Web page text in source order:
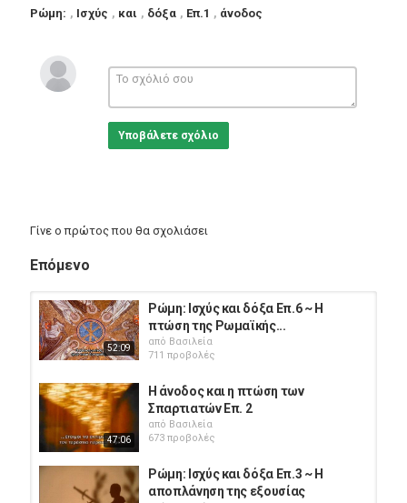
Ρώμη: , Ισχύς , και , δόξα , Επ.1 , άνοδος
Υποβάλετε σχόλιο
Γίνε ο πρώτος που θα σχολιάσει
Επόμενο
52:09
Ρώμη: Ισχύς και δόξα Επ.6 ~ Η
πτώση της Ρωμαϊκής...
από Βασιλεία
711 προβολές
47:06
Η άνοδος και η πτώση των
Σπαρτιατών Επ. 2
από Βασιλεία
673 προβολές
Ρώμη: Ισχύς και δόξα Επ.3 ~ Η
αποπλάνηση της εξουσίας